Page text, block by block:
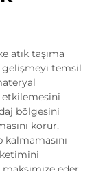
atık taşıma
gelişmeyi temsil
bölgesini
korur,